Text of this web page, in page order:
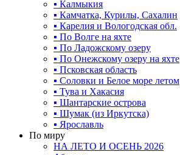
▪ Калмыкия
▪ Камчатка, Курилы, Сахалин
▪ Карелия и Вологодская обл.
▪ По Волге на яхте
▪ По Ладожскому озеру
▪ По Онежскому озеру на яхте
▪ Псковская область
▪ Соловки и Белое море летом
▪ Тува и Хакасия
▪ Шантарские острова
▪ Шумак (из Иркутска)
▪ Ярославль
По миру
НА ЛЕТО И ОСЕНЬ 2026